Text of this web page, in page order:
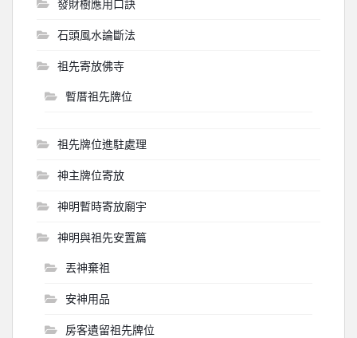
發財樹應用口訣
石頭風水論斷法
祖先寄放佛寺
暫厝祖先牌位
祖先牌位進駐處理
神主牌位寄放
神明暫時寄放廟宇
神明與祖先安置篇
丟神棄祖
安神用品
房客遺留祖先牌位